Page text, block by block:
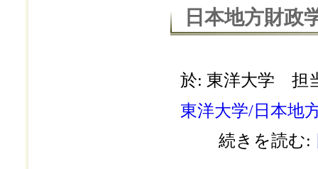
日本地方財政
於: 東洋大学 担
東洋大学/日本地
続きを読む: